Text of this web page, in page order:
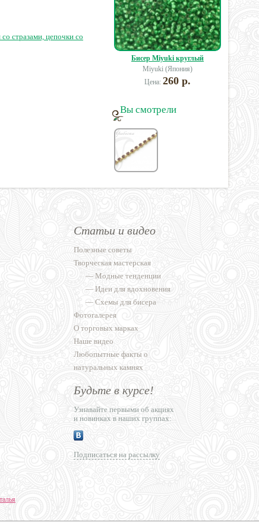
210 руб. 102 руб.
стразами, цепочки со
Бисер Miyuki круглый
Miyuki (Япония)
Цена: 260 р.
Вы смотрели
Статьи и видео
Полезные советы
Творческая мастерская
—Модные тенденции
—Идеи для вдохновения
—Схемы для бисера
Фотогалерея
О торговых марках
Наше видео
Любопытные факты о
натуральных камнях
Будьте в курсе!
Узнавайте первыми об акциях
и новинках в наших группах:
Подписаться на рассылку